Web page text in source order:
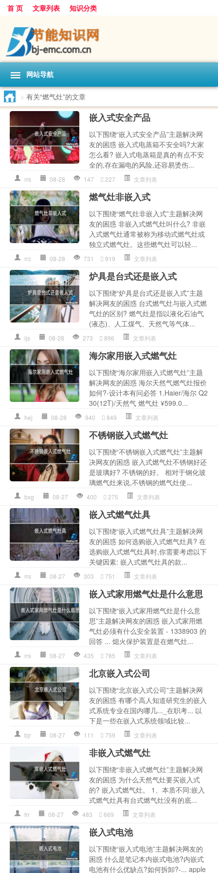
首 页 文章列表 知识分类
网站导航
> 有关“燃气灶”的文章
嵌入式安全产品
以下围绕“嵌入式安全产品”主题解决网
友的困惑 嵌入式电蒸箱不安全吗?大家
怎么看? 嵌入式电蒸箱是真的有点不安
全的,存在漏电的风险,还容易烫伤...
rrs 08-28 147 227 文章列表
燃气灶非嵌入式
以下围绕“燃气灶非嵌入式”主题解决网
友的困惑 非嵌入式燃气灶叫什么? 非嵌
入式燃气灶通常被称为移动式燃气灶或
独立式燃气灶。这些燃气灶可以轻...
rrz 08-28 731 919 文章列表
炉具是台式还是嵌入式
以下围绕“炉具是台式还是嵌入式”主题
解决网友的困惑 台式燃气灶与嵌入式燃
气灶的区别? 燃气灶是指以液化石油气
(液态)、人工煤气、天然气等气体...
ljs 08-28 273 896 文章列表
海尔家用嵌入式燃气灶
以下围绕“海尔家用嵌入式燃气灶”主题
解决网友的困惑 海尔天然气燃气灶报价
如何?-设计本有问必答 1.Haier/海尔 Q2
30(12T)/天然气 燃气灶 ¥599.0...
hej 08-28 940 849 文章列表
不锈钢嵌入式燃气灶
以下围绕“不锈钢嵌入式燃气灶”主题解
决网友的困惑 嵌入式燃气灶不锈钢好还
是玻璃好? 不锈钢的好。 相对于钢化玻
璃燃气灶来说,不锈钢的燃气灶使...
bxg 08-27 400 275 文章列表
嵌入式燃气灶具
以下围绕“嵌入式燃气灶具”主题解决网
友的困惑 如何选购嵌入式燃气灶具? 在
选购嵌入式燃气灶具时,你需要考虑以下
关键因素: 嵌入式燃气灶具的款...
rrs 08-27 303 751 文章列表
嵌入式家用燃气灶是什么意思
以下围绕“嵌入式家用燃气灶是什么意
思”主题解决网友的困惑 嵌入式家用燃
气灶必须有什么安全装置 - 1338903 的
回答 ... 熄火保护装置是在燃气灶...
rrs 08-27 435 785 文章列表
北京嵌入式公司
以下围绕“北京嵌入式公司”主题解决网
友的困惑 有哪个高人知道研究生的嵌入
式系统专业在国内哪几..._在职考... 以
下是一些在嵌入式系统领域比较...
bjr 08-27 111 759 文章列表
非嵌入式燃气灶
以下围绕“非嵌入式燃气灶”主题解决网
友的困惑 为什么天然气灶要买嵌入式
的? 嵌入式燃气灶。 1、本质不同:嵌入
式燃气灶具有台式燃气灶没有的底...
frr 08-27 483 669 文章列表
嵌入式电池
以下围绕“嵌入式电池”主题解决网友的
困惑 什么是笔记本内嵌式电池?内嵌式
电池有什么优缺点?如何拆卸?-... apple